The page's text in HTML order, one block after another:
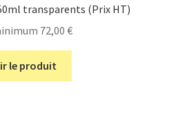
transparents (Prix HT)
72,00 €
le produit